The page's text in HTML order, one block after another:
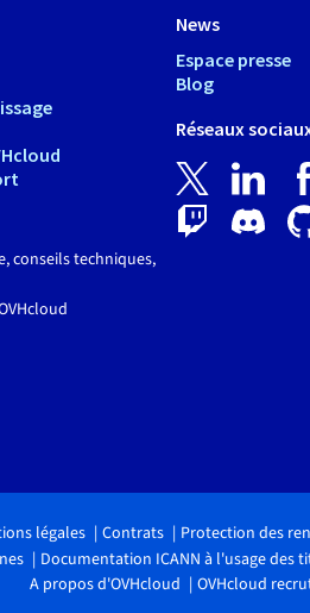
conseils techniques,
News
Espace presse
Blog
Réseaux
légales Contrats Protection des
Documentation ICANN à l'usage des
A propos d'OVHcloud
OVHcloud